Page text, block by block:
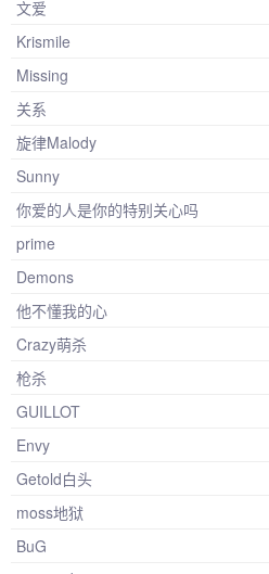
文爱
Krismile
Missing
关系
旋律Malody
Sunny
你爱的人是你的特别关心吗
prime
Demons
他不懂我的心
Crazy萌杀
枪杀
GUILLOT
Envy
Getold白头
moss地狱
BuG